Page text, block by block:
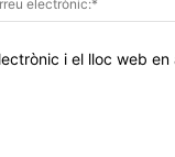
i el lloc web